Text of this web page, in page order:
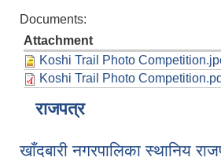
Documents:
Attachment
Koshi Trail Photo
Koshi Trail Photo
राजपत्र
खाँदबारी नगरपालिका स्थानिय